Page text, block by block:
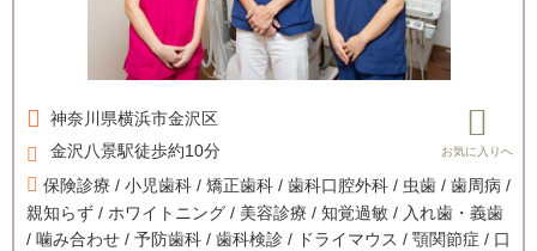
神奈川県横浜市金沢区
金沢八景駅徒歩約10分
保険診療 / 小児歯科 / 矯正歯科 / 歯科口腔外科 / 虫歯 / 歯周病 /
親知らず / ホワイトニング / 美容診療 / 知覚過敏 / 入れ歯・義歯
/ 噛み合わせ / 予防歯科 / 歯科検診 / ドライマウス / 顎関節症 / 口